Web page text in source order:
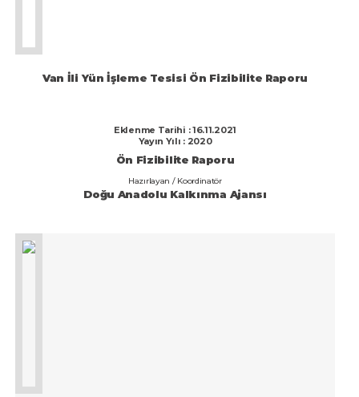
Van İli Yün İşleme Tesisi Ön Fizibilite Raporu
Eklenme Tarihi : 16.11.2021
Yayın Yılı : 2020
Ön Fizibilite Raporu
Hazırlayan / Koordinatör
Doğu Anadolu Kalkınma Ajansı